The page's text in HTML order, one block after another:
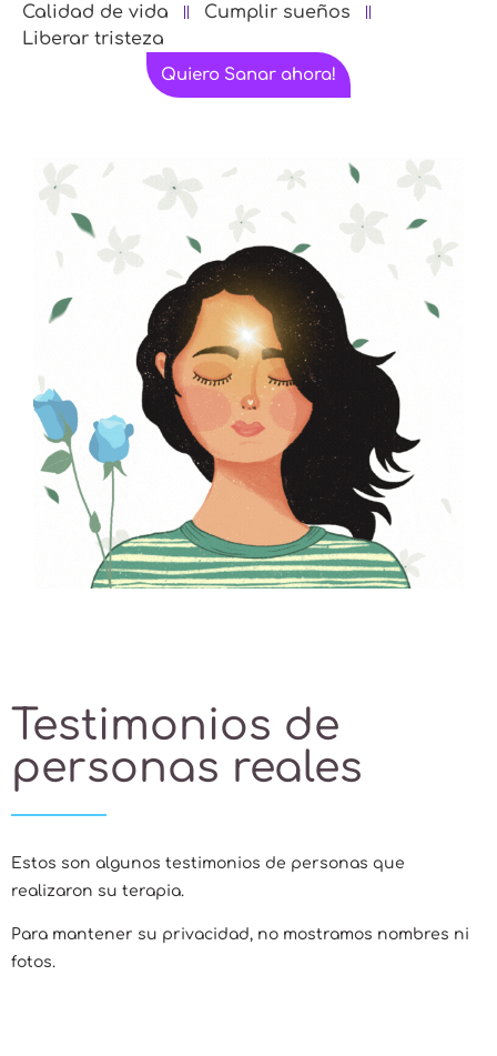
Calidad de vida
Cumplir sueños
Liberar tristeza
Quiero Sanar ahora!
Testimonios de
personas reales
Estos son algunos testimonios de personas que
realizaron su terapia.
Para mantener su privacidad, no mostramos nombres ni
fotos.